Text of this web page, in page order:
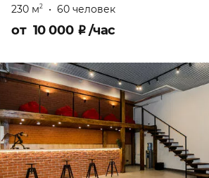
230 м2 • 60 человек
от 10 000 ₽/час